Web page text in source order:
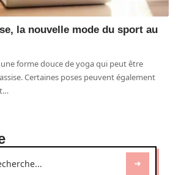
la nouvelle mode du sport au
forme douce de yoga qui peut être
Certaines poses peuvent également
…